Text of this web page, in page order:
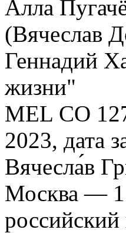
Алла
(Вячеслав
Геннадий
жизни"
MEL CO
2023, дата
Вячесла́в
Москва — 1